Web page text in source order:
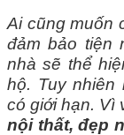
Ai cũng muốn
đảm bảo tiện
nhà sẽ thể
hộ. Tuy nhiên
có giới hạn. Vì
nội thất, đẹp